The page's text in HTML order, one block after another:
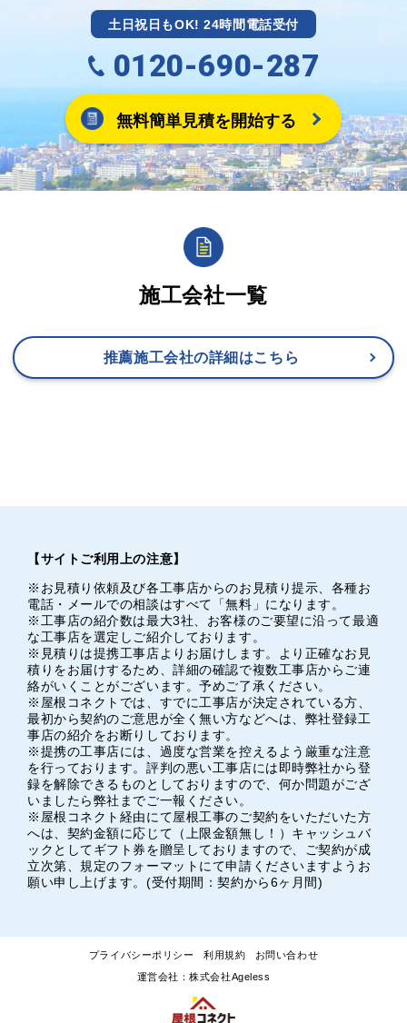
土日祝日もOK! 24時間電話受付
0120-690-287
無料簡単見積を開始する
施工会社一覧
推薦施工会社の詳細はこちら
【サイトご利用上の注意】
※お見積り依頼及び各工事店からのお見積り提示、各種お
電話・メールでの相談はすべて「無料」になります。
※工事店の紹介数は最大3社、お客様のご要望に沿って最適
な工事店を選定しご紹介しております。
※見積りは提携工事店よりお届けします。より正確なお見
積りをお届けするため、詳細の確認で複数工事店からご連
絡がいくことがございます。予めご了承ください。
※屋根コネクトでは、すでに工事店が決定されている方、
最初から契約のご意思が全く無い方などへは、弊社登録工
事店の紹介をお断りしております。
※提携の工事店には、過度な営業を控えるよう厳重な注意
を行っております。評判の悪い工事店には即時弊社から登
録を解除できるものとしておりますので、何か問題がござ
いましたら弊社までご一報ください。
※屋根コネクト経由にて屋根工事のご契約をいただいた方
へは、契約金額に応じて（上限金額無し！）キャッシュバ
ックとしてギフト券を贈呈しておりますので、ご契約が成
立次第、規定のフォーマットにて申請くださいますようお
願い申し上げます。(受付期間：契約から6ヶ月間)
プライバシーポリシー 利用規約 お問い合わせ
運営会社：株式会社Ageless